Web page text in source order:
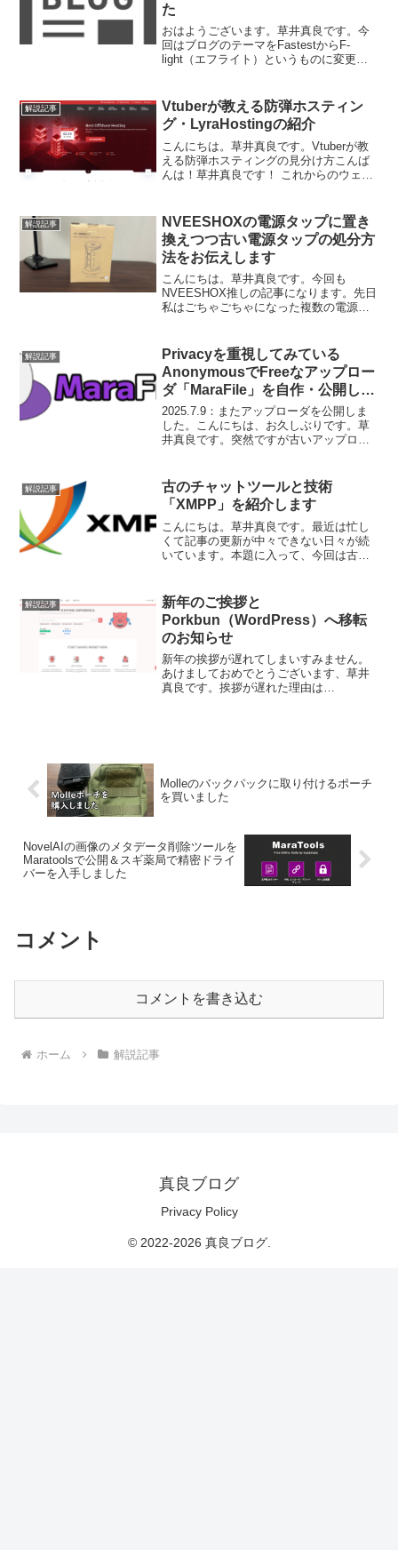
た
おはようございます。草井真良です。今
回はブログのテーマをFastestからF-
light（エフライト）というものに変更し
産のBloggerのテーマ（Zeroだったと思
う...
解説記事
Vtuberが教える防弾ホスティン
グ・LyraHostingの紹介
こんにちは。草井真良です。Vtuberが教
える防弾ホスティングの見分け方こんば
んは！草井真良です！ これからのウェブ
動画投稿と最近のサーバについての悩み
の吐露 こん...
解説記事
NVEESHOXの電源タップに置き
換えつつ古い電源タップの処分方
法をお伝えします
こんにちは。草井真良です。今回も
NVEESHOX推しの記事になります。先日
私はごちゃごちゃになった複数の電源タ
(function(b,c,f,g,a,d,e){b.MoshimoAff...
解説記事
Privacyを重視してみている
AnonymousでFreeなアップロー
ダ「MaraFile」を自作・公開しま
した
2025.7.9：またアップローダを公開しま
した。こんにちは、お久しぶりです。草
井真良です。突然ですが古いアップロー
機会があればアップローダを作ってみた
いと書きましたが...
解説記事
古のチャットツールと技術
「XMPP」を紹介します
こんにちは。草井真良です。最近は忙し
くて記事の更新が中々できない日々が続
いています。本題に入って、今回は古の
は、2004年にIMPPのインターネットメッ
セージの標...
解説記事
新年のご挨拶と
Porkbun（WordPress）へ移転
のお知らせ
新年の挨拶が遅れてしまいすみません。
あけましておめでとうございます、草井
真良です。挨拶が遅れた理由は
Molleのバックパックに取り付けるポーチ
を買いました
NovelAIの画像のメタデータ削除ツールを
Maratoolsで公開＆スギ薬局で精密ドライ
バーを入手しました
コメント
コメントを書き込む
ホーム 解説記事
真良ブログ
Privacy Policy
© 2022-2026 真良ブログ.